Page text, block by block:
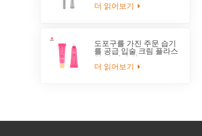
더 읽어보기
도포구를 가진 주문 습기
를 공급 입술 크림 플라스
틱 빈 짜기 관
더 읽어보기